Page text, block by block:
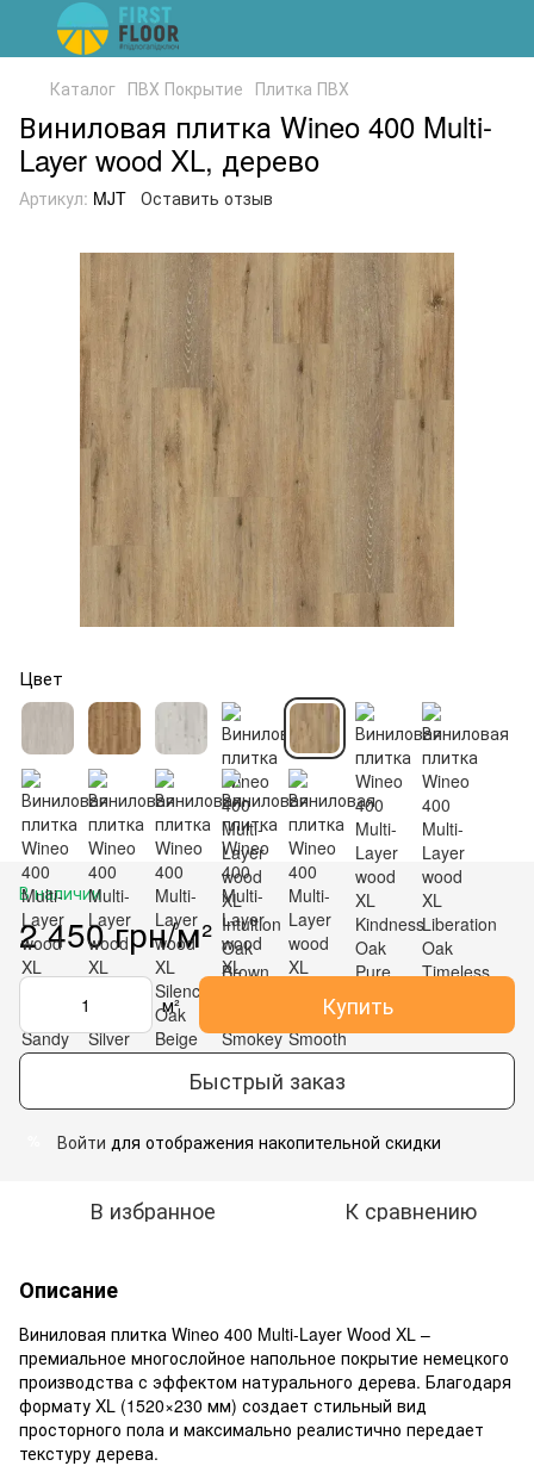
Каталог ПВХ Покрытие Плитка ПВХ
Виниловая плитка Wineo 400 Multi-
Layer wood XL, дерево
Артикул: MJT Оставить отзыв
Цвет
В наличии
2 450 грн/м²
м² Купить
Быстрый заказ
Войти для отображения накопительной скидки
В избранное К сравнению
Описание
Виниловая плитка Wineo 400 Multi-Layer Wood XL –
премиальное многослойное напольное покрытие немецкого
производства с эффектом натурального дерева. Благодаря
формату XL (1520×230 мм) создает стильный вид
просторного пола и максимально реалистично передает
текстуру дерева.